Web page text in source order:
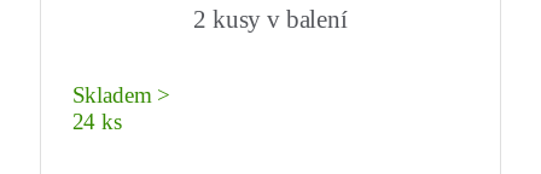
2 kusy v balení
Skladem >
24 ks